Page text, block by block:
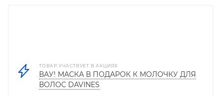
ТОВАР УЧАСТВУЕТ В АКЦИЯХ
ВАУ! МАСКА В ПОДАРОК К МОЛОЧКУ ДЛЯ
ВОЛОС DAVINES